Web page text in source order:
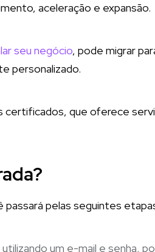
aceleração e expansão.
seu negócio, pode migrar
personalizado.
certificados, que oferece
passará pelas seguintes
utilizando um e-mail e senha,